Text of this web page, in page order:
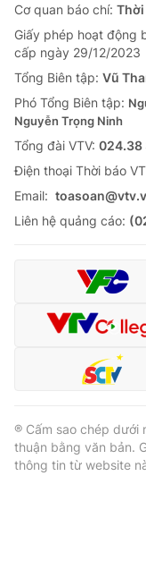
Cơ quan báo chí: Thời
Giấy phép hoạt động
cấp ngày 29/12/2023
Tổng Biên tập: Vũ
Phó Tổng Biên tập:
Nguyễn Trọng Ninh
Tổng đài VTV: 024.38
Ðiện thoại Thời báo
Email:
Liên hệ quảng cáo:
® Cấm sao chép dưới
thuận bằng văn bản.
thông tin từ website